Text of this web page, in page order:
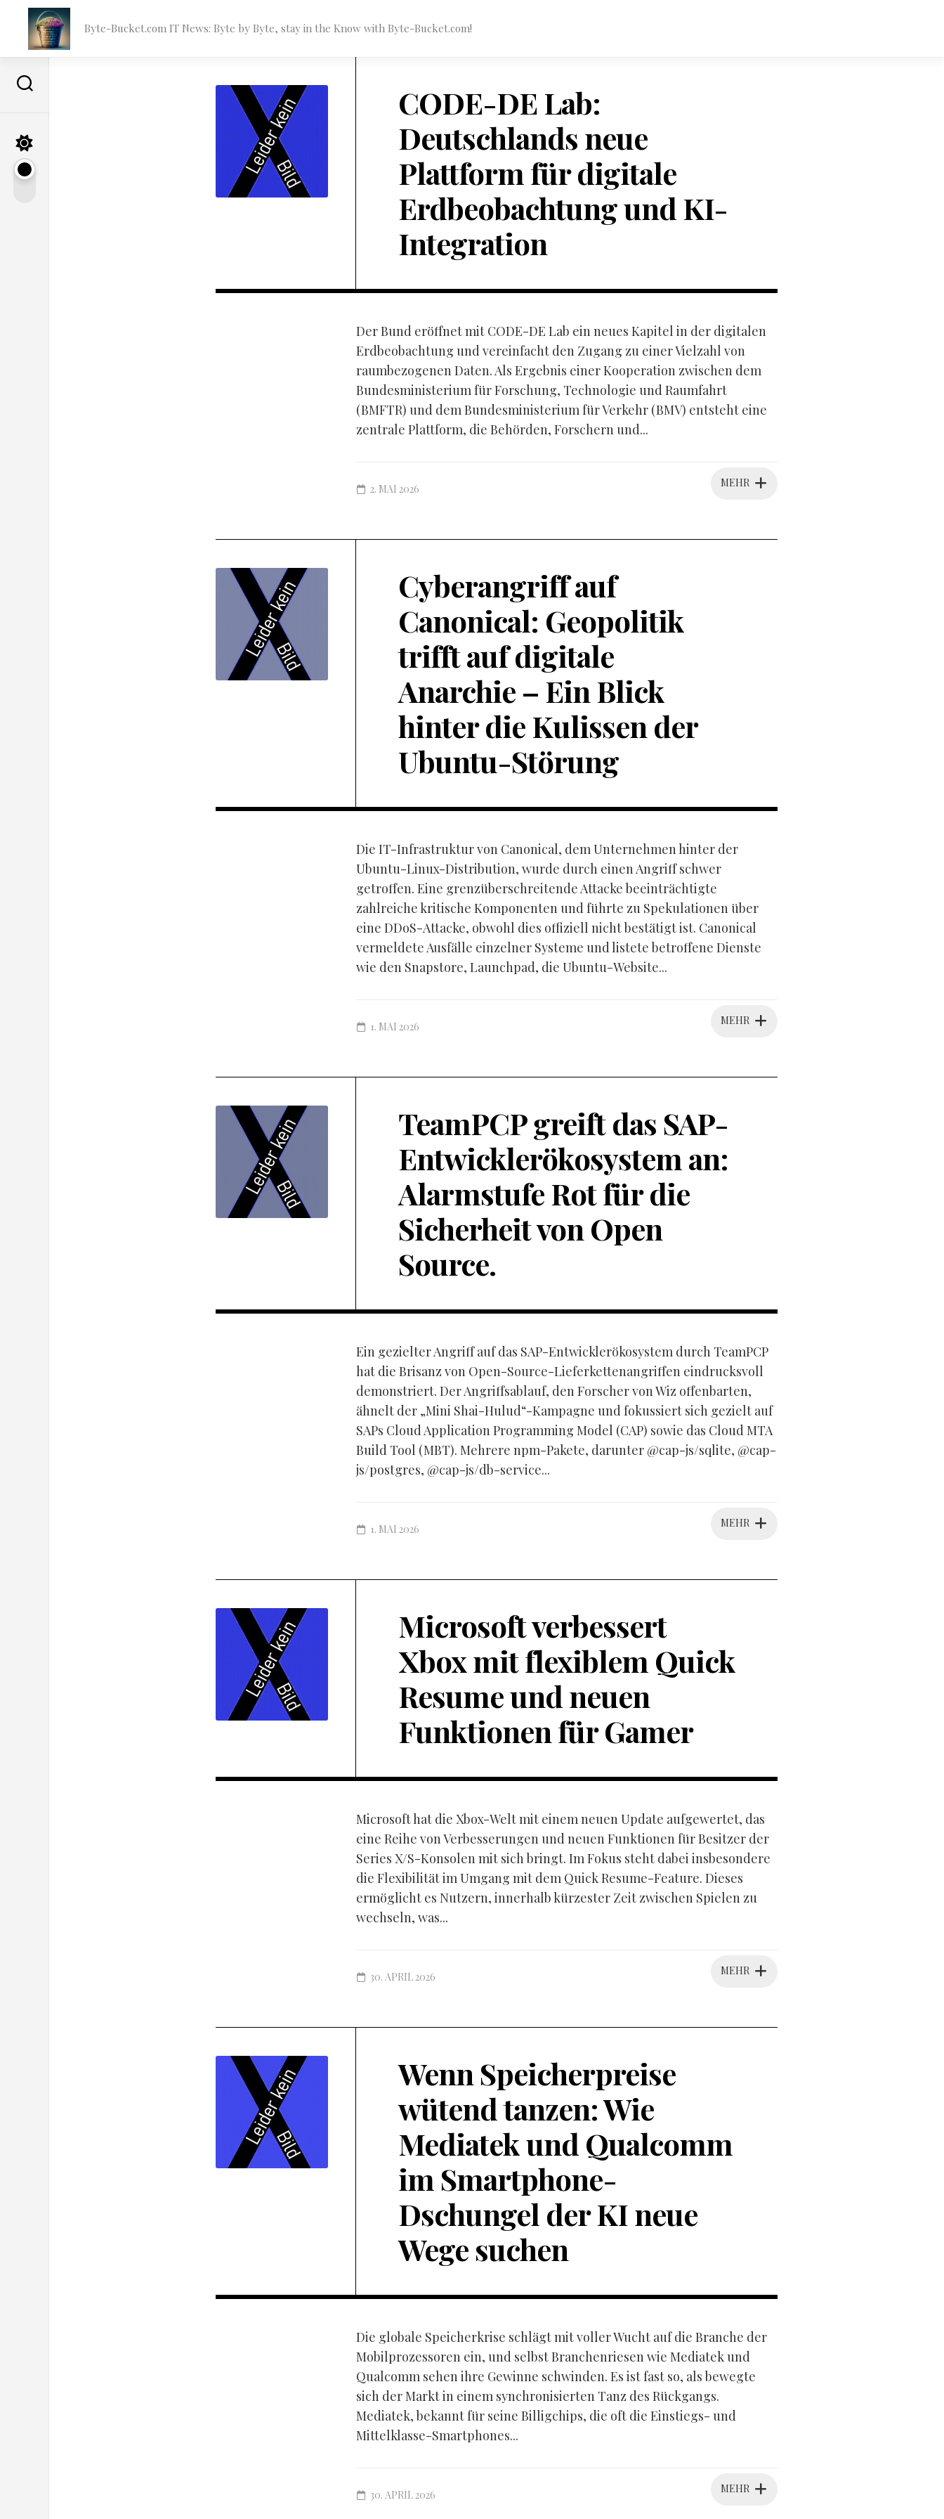
content
Byte-Bucket.com IT News: Byte by Byte, stay in the Know with Byte-Bucket.com!
CODE-DE Lab:
Deutschlands neue
Plattform für digitale
Erdbeobachtung und KI-
Integration
Der Bund eröffnet mit CODE-DE Lab ein neues Kapitel in der digitalen
Erdbeobachtung und vereinfacht den Zugang zu einer Vielzahl von
raumbezogenen Daten. Als Ergebnis einer Kooperation zwischen dem
Bundesministerium für Forschung, Technologie und Raumfahrt
(BMFTR) und dem Bundesministerium für Verkehr (BMV) entsteht eine
zentrale Plattform, die Behörden, Forschern und...
MEHR
2. MAI 2026
Cyberangriff auf
Canonical: Geopolitik
trifft auf digitale
Anarchie – Ein Blick
hinter die Kulissen der
Ubuntu-Störung
Die IT-Infrastruktur von Canonical, dem Unternehmen hinter der
Ubuntu-Linux-Distribution, wurde durch einen Angriff schwer
getroffen. Eine grenzüberschreitende Attacke beeinträchtigte
zahlreiche kritische Komponenten und führte zu Spekulationen über
eine DDoS-Attacke, obwohl dies offiziell nicht bestätigt ist. Canonical
vermeldete Ausfälle einzelner Systeme und listete betroffene Dienste
wie den Snapstore, Launchpad, die Ubuntu-Website...
MEHR
1. MAI 2026
TeamPCP greift das SAP-
Entwicklerökosystem an:
Alarmstufe Rot für die
Sicherheit von Open
Source.
Ein gezielter Angriff auf das SAP-Entwicklerökosystem durch TeamPCP
hat die Brisanz von Open-Source-Lieferkettenangriffen eindrucksvoll
demonstriert. Der Angriffsablauf, den Forscher von Wiz offenbarten,
ähnelt der „Mini Shai-Hulud“-Kampagne und fokussiert sich gezielt auf
SAPs Cloud Application Programming Model (CAP) sowie das Cloud MTA
Build Tool (MBT). Mehrere npm-Pakete, darunter @cap-js/sqlite, @cap-
js/postgres, @cap-js/db-service...
MEHR
1. MAI 2026
Microsoft verbessert
Xbox mit flexiblem Quick
Resume und neuen
Funktionen für Gamer
Microsoft hat die Xbox-Welt mit einem neuen Update aufgewertet, das
eine Reihe von Verbesserungen und neuen Funktionen für Besitzer der
Series X/S-Konsolen mit sich bringt. Im Fokus steht dabei insbesondere
die Flexibilität im Umgang mit dem Quick Resume-Feature. Dieses
ermöglicht es Nutzern, innerhalb kürzester Zeit zwischen Spielen zu
wechseln, was...
MEHR
30. APRIL 2026
Wenn Speicherpreise
wütend tanzen: Wie
Mediatek und Qualcomm
im Smartphone-
Dschungel der KI neue
Wege suchen
Die globale Speicherkrise schlägt mit voller Wucht auf die Branche der
Mobilprozessoren ein, und selbst Branchenriesen wie Mediatek und
Qualcomm sehen ihre Gewinne schwinden. Es ist fast so, als bewegte
sich der Markt in einem synchronisierten Tanz des Rückgangs.
Mediatek, bekannt für seine Billigchips, die oft die Einstiegs- und
Mittelklasse-Smartphones...
MEHR
30. APRIL 2026